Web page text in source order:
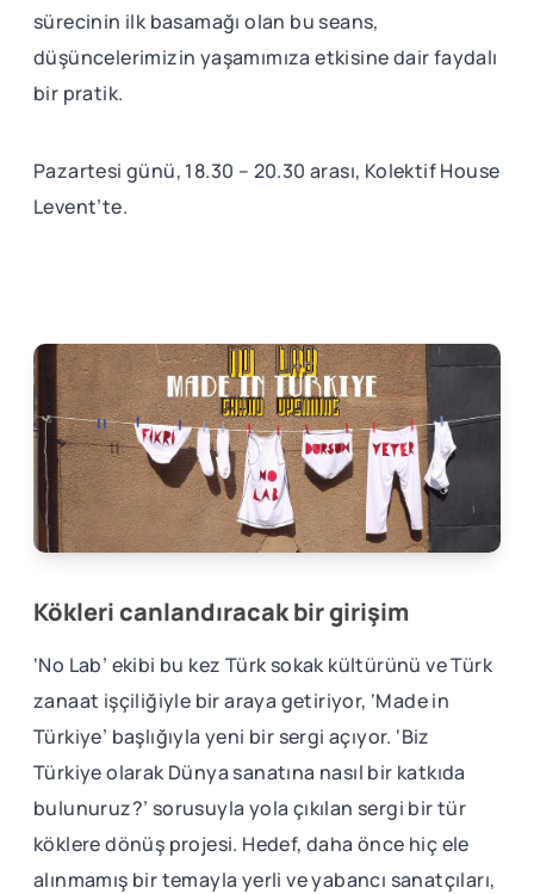
sürecinin ilk basamağı olan bu seans,
düşüncelerimizin yaşamımıza etkisine dair faydalı
bir pratik.
Pazartesi günü, 18.30 – 20.30 arası, Kolektif House
Levent’te.
Kökleri canlandıracak bir girişim
‘No Lab’ ekibi bu kez Türk sokak kültürünü ve Türk
zanaat işçiliğiyle bir araya getiriyor, ‘Made in
Türkiye’ başlığıyla yeni bir sergi açıyor. ‘Biz
Türkiye olarak Dünya sanatına nasıl bir katkıda
bulunuruz?’ sorusuyla yola çıkılan sergi bir tür
köklere dönüş projesi. Hedef, daha önce hiç ele
alınmamış bir temayla yerli ve yabancı sanatçıları,